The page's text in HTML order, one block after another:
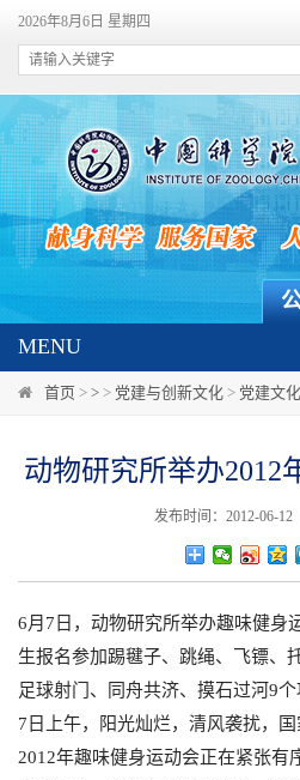
2026年8月6日 星期四
MENU
首页 > > > 党建与创新文化 > 党建文
动物研究所举办2012
发布时间：2012-06-
6月7日，动物研究所举办趣味健身
生报名参加踢毽子、跳绳、飞镖、
足球射门、同舟共济、摸石过河9个
7日上午，阳光灿烂，清风袭扰，
2012年趣味健身运动会正在紧张有